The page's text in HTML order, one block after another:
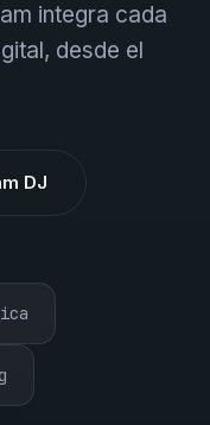
integra cada
desde el
DJ